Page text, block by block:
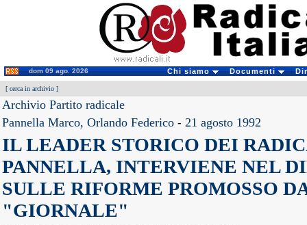
dom 09 ago. 2026 Chi siamo Documenti
[ cerca in archivio ]
Archivio Partito radicale
Pannella Marco, Orlando Federico - 21 agosto 1992
IL LEADER STORICO DEI
PANNELLA, INTERVIENE NEL
SULLE RIFORME PROMOSSO
"GIORNALE"